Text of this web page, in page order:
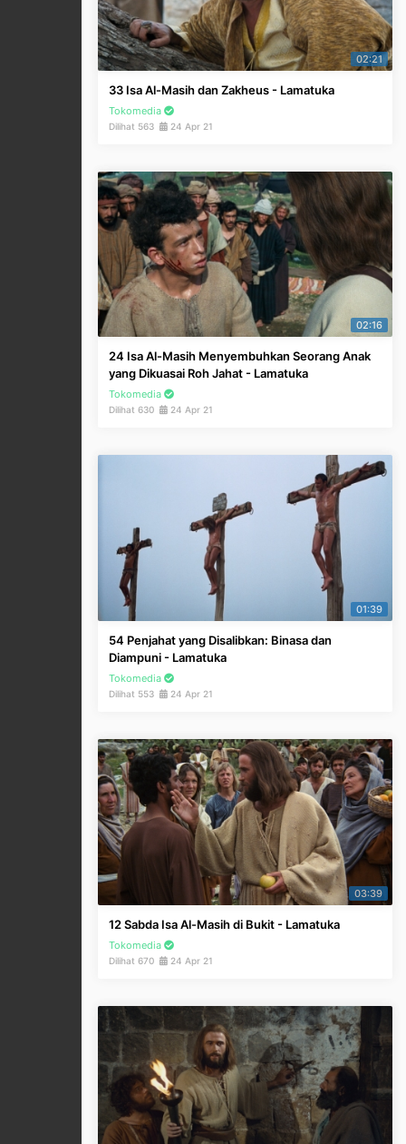
02:21
33 Isa Al-Masih dan Zakheus - Lamatuka
Tokomedia
Dilihat 563 24 Apr 21
02:16
24 Isa Al-Masih Menyembuhkan Seorang Anak
yang Dikuasai Roh Jahat - Lamatuka
Tokomedia
Dilihat 630 24 Apr 21
01:39
54 Penjahat yang Disalibkan: Binasa dan
Diampuni - Lamatuka
Tokomedia
Dilihat 553 24 Apr 21
03:39
12 Sabda Isa Al-Masih di Bukit - Lamatuka
Tokomedia
Dilihat 670 24 Apr 21